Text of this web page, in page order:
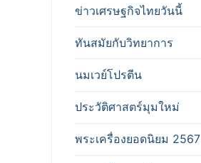
ข่าวเศรษฐกิจไทยวันนี้
ทันสมัยกับวิทยาการ
นมเวย์โปรตีน
ประวัติศาสตร์มุมใหม่
พระเครื่องยอดนิยม 2567